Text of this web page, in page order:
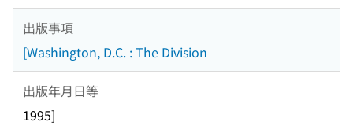
出版事項
[Washington, D.C. : The Division
出版年月日等
1995]